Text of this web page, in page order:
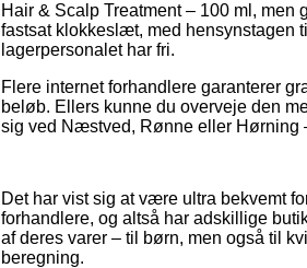
Hair & Scalp Treatment – 100 ml, men
fastsat klokkeslæt, med hensynstagen
lagerpersonalet har fri.
Flere internet forhandlere garanterer
beløb. Ellers kunne du overveje den
sig ved Næstved, Rønne eller Hørning
Det har vist sig at være ultra bekvemt
forhandlere, og altså har adskillige
af deres varer – til børn, men også til
beregning.